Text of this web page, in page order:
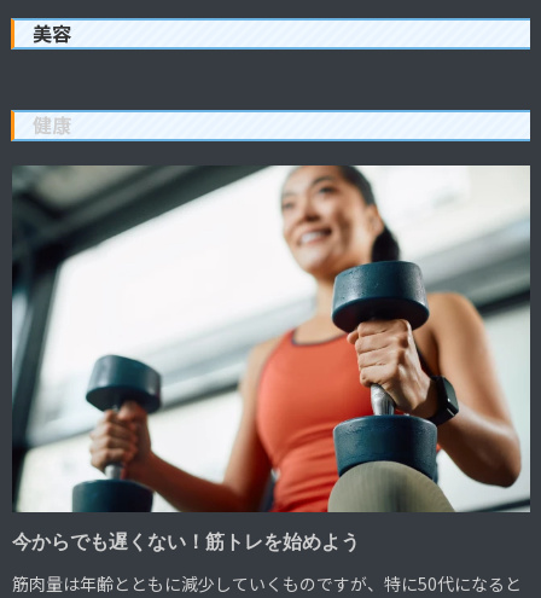
美容
健康
今からでも遅くない！筋トレを始めよう
筋肉量は年齢とともに減少していくものですが、特に50代になると